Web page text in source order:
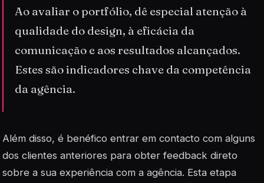
Ao avaliar o portfólio, dê especial atenção à
qualidade do design, à eficácia da
comunicação e aos resultados alcançados.
Estes são indicadores chave da competência
da agência.
Além disso, é benéfico entrar em contacto com alguns
dos clientes anteriores para obter feedback direto
sobre a sua experiência com a agência. Esta etapa